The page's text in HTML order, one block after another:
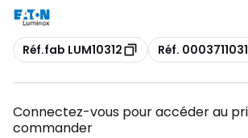
Copie
Réf.fab LUM10312 Copie
Réf.
Connectez-vous pour accéder au
commander